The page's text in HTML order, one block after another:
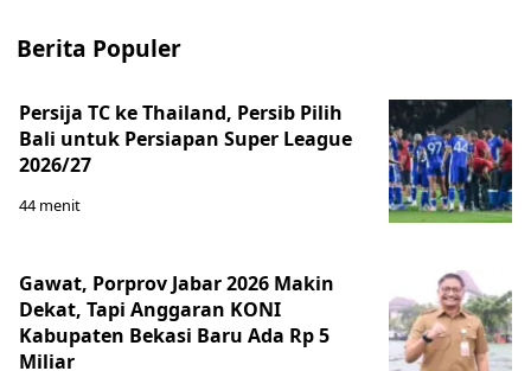
Berita Populer
Persija TC ke Thailand, Persib Pilih
Bali untuk Persiapan Super League
2026/27
44 menit
Gawat, Porprov Jabar 2026 Makin
Dekat, Tapi Anggaran KONI
Kabupaten Bekasi Baru Ada Rp 5
Miliar